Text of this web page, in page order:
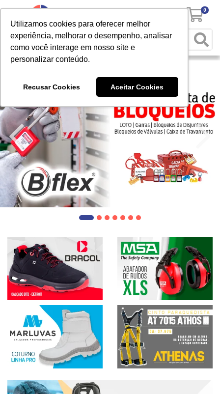
Utilizamos cookies para oferecer melhor
experiência, melhorar o desempenho, analisar
como você interage em nosso site e
personalizar conteúdo.
Recusar Cookies Aceitar Cookies
0